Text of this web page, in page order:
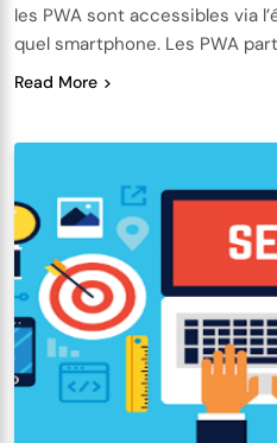
les PWA sont accessibles via
quel smartphone. Les PWA
Read More